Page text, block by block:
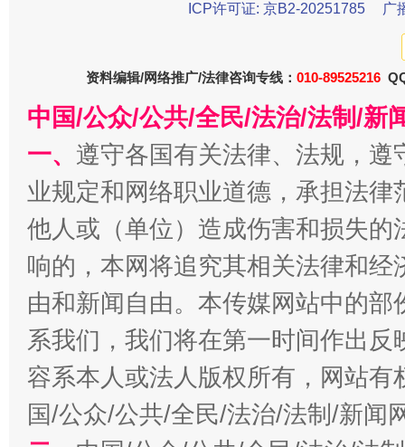
习近平的博鳌关键词
魏明亮
ICP许可证: 京B2-20251785
广
资料编辑/网络推广/法律咨询专线： 010-89525216
中国/公众/公共/全民/法治/法制/新
一、 遵守各国有关法律、法规，
业规定和网络职业道德，承担法
他人或（单位）造成伤害和损失
响的，本网将追究其相关法律和
由和新闻自由。本传媒网站中的
系我们，我们将在第一时间作出
容系本人或法人版权所有，网站
国/公众/公共/全民/法治/法制/新闻